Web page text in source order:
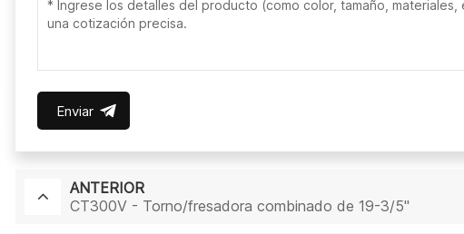
Enviar
ANTERIOR
CT300V - Torno/fresadora combinado de 19-3/5"